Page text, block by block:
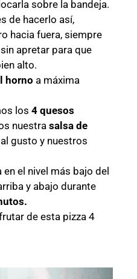
sobre la bandeja.
de hacerlo así,
hacia fuera, siempre
apretar para que
alto.
horno a máxima
los 4 quesos
nuestra salsa de
al gusto y nuestros
el nivel más bajo del
y abajo durante
de esta pizza 4